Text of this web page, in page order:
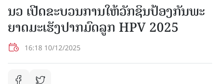
ນວ ເປີດຂະບວນການໃຫ້ວັກຊິນປ້ອງກັນພະ
ຍາດມະເຮັງປາກມົດລູກ HPV 2025
16:18 10/12/2025